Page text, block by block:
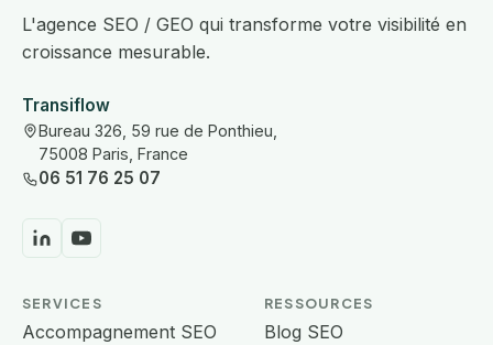
L'agence SEO / GEO qui transforme votre visibilité en
croissance mesurable.
Transiflow
Bureau 326, 59 rue de Ponthieu,
75008 Paris, France
06 51 76 25 07
SERVICES
Accompagnement SEO
RESSOURCES
Blog SEO